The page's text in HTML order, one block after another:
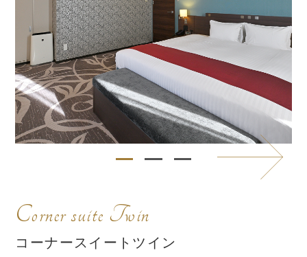
Corner suite Twin
コーナースイートツイン